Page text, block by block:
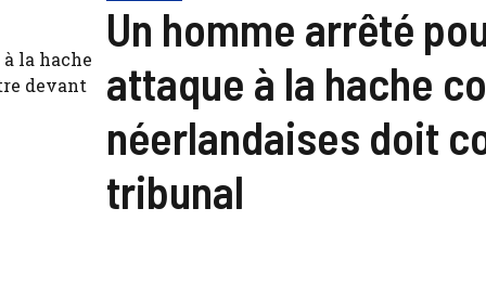
Un homme arrêté
attaque à la hache
néerlandaises doit
tribunal